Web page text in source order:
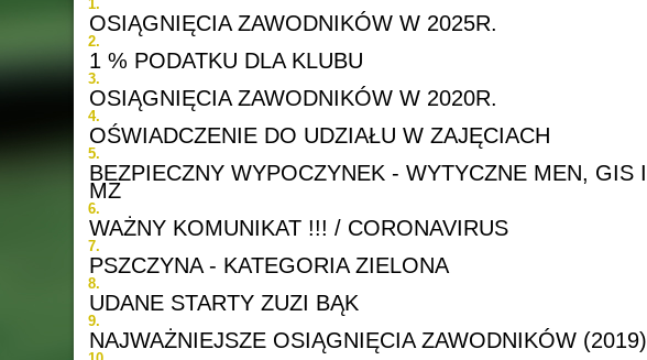
OSIĄGNIĘCIA ZAWODNIKÓW W 2025R.
1 % PODATKU DLA KLUBU
OSIĄGNIĘCIA ZAWODNIKÓW W 2020R.
OŚWIADCZENIE DO UDZIAŁU W ZAJĘCIACH
BEZPIECZNY WYPOCZYNEK - WYTYCZNE MEN, GIS I
MZ
WAŻNY KOMUNIKAT !!! / CORONAVIRUS
PSZCZYNA - KATEGORIA ZIELONA
UDANE STARTY ZUZI BĄK
NAJWAŻNIEJSZE OSIĄGNIĘCIA ZAWODNIKÓW (2019)